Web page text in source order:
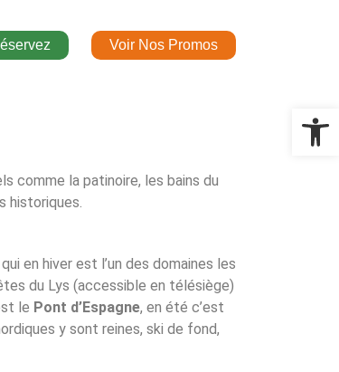
Voir Nos Promos
comme la patinoire, les bains du
historiques.
qui en hiver est l’un des domaines les
du Lys (accessible en télésiège)
le Pont d’Espagne, en été c’est
y sont reines, ski de fond,
Ouvrir